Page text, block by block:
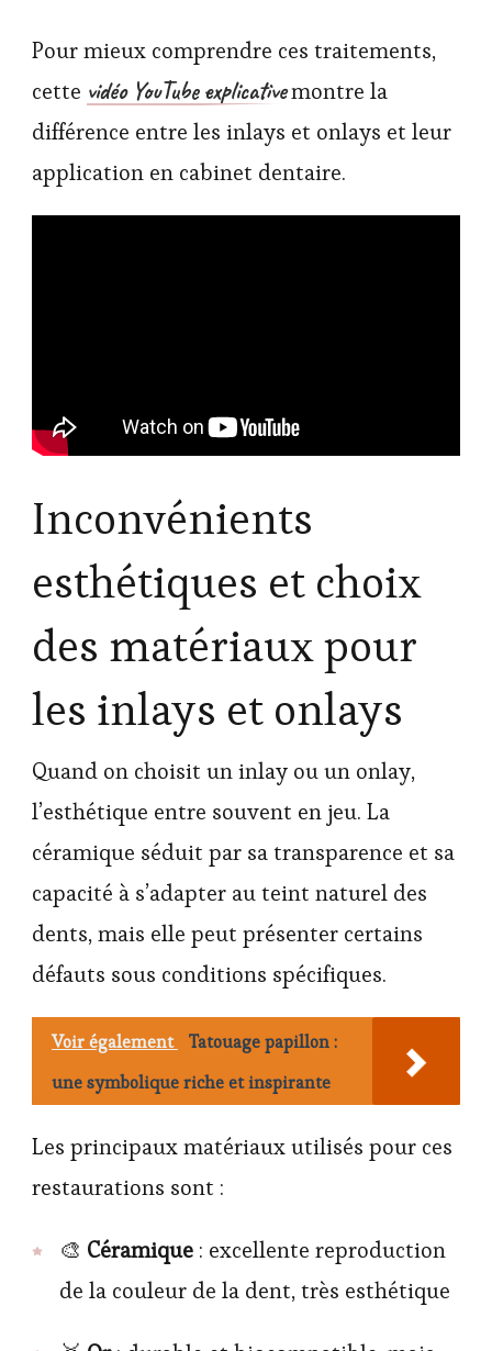
Pour mieux comprendre ces traitements,
cette vidéo YouTube explicativemontre la
différence entre les inlays et onlays et leur
application en cabinet dentaire.
Inconvénients
esthétiques et choix
des matériaux pour
les inlays et onlays
Quand on choisit un inlay ou un onlay,
l’esthétique entre souvent en jeu. La
céramique séduit par sa transparence et sa
capacité à s’adapter au teint naturel des
dents, mais elle peut présenter certains
défauts sous conditions spécifiques.
Voir également
Tatouage papillon :
une symbolique riche et inspirante
Les principaux matériaux utilisés pour ces
restaurations sont :
🎨 Céramique : excellente reproduction
de la couleur de la dent, très esthétique